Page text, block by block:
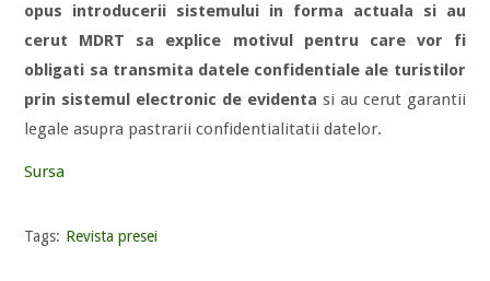
opus introducerii sistemului in forma actuala si au
cerut MDRT sa explice motivul pentru care vor fi
obligati sa transmita datele confidentiale ale turistilor
prin sistemul electronic de evidenta si au cerut garantii
legale asupra pastrarii confidentialitatii datelor.
Sursa
Tags: Revista presei